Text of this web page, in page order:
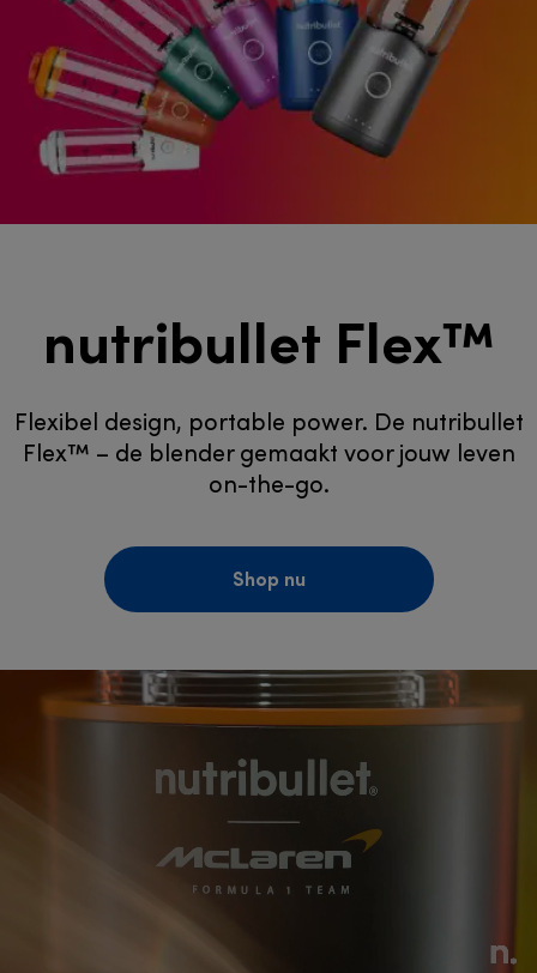
nutribullet Flex™
Flexibel design, portable power. De nutribullet
Flex™ – de blender gemaakt voor jouw leven
on-the-go.
Shop nu